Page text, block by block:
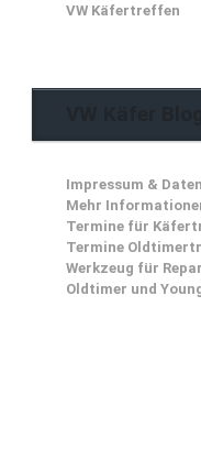
VW Käfertreffen
Impressum &
Mehr
Termine für
Termine
Werkzeug für
Oldtimer und